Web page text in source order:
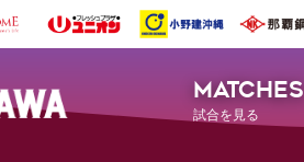
MATCHES
試合を見る